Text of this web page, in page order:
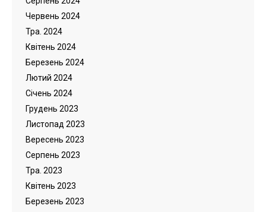
Червень 2024
Тра. 2024
Квітень 2024
Березень 2024
Лютий 2024
Cічень 2024
Грудень 2023
Листопад 2023
Вересень 2023
Серпень 2023
Тра. 2023
Квітень 2023
Березень 2023